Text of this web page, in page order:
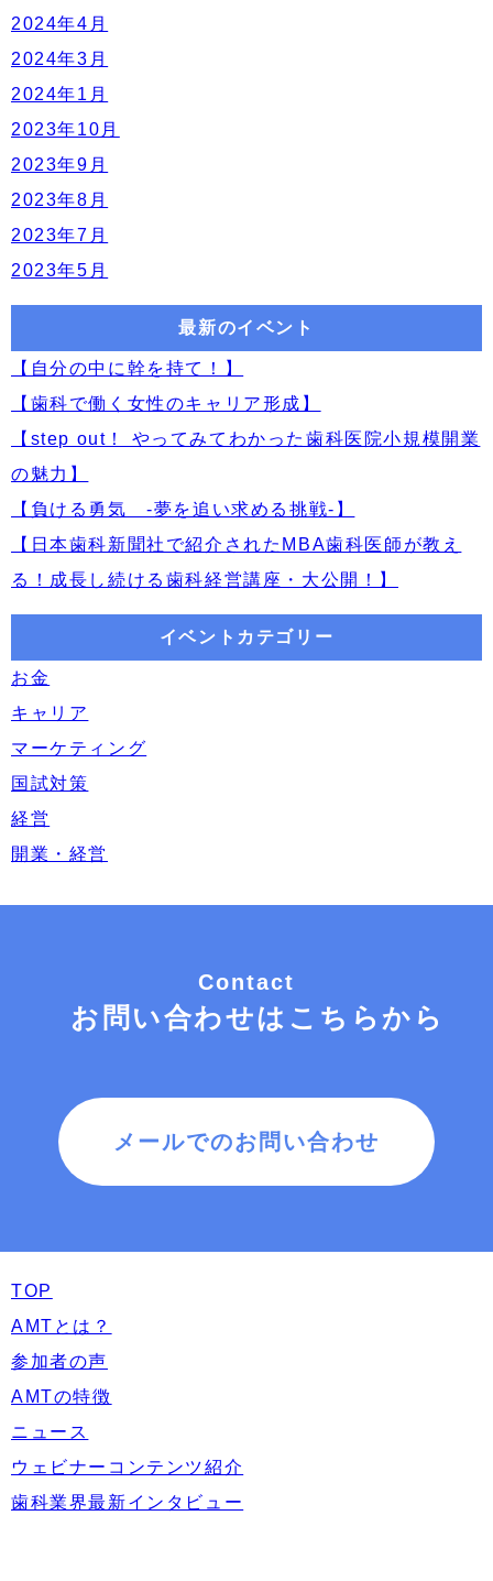
2024年4月
2024年3月
2024年1月
2023年10月
2023年9月
2023年8月
2023年7月
2023年5月
最新のイベント
【自分の中に幹を持て！】
【歯科で働く女性のキャリア形成】
【step out！ やってみてわかった歯科医院小規模開業
の魅力】
【負ける勇気 -夢を追い求める挑戦-】
【日本歯科新聞社で紹介されたMBA歯科医師が教え
る！成長し続ける歯科経営講座・大公開！】
イベントカテゴリー
お金
キャリア
マーケティング
国試対策
経営
開業・経営
Contact
お問い合わせはこちらから
メールでのお問い合わせ
TOP
AMTとは？
参加者の声
AMTの特徴
ニュース
ウェビナーコンテンツ紹介
歯科業界最新インタビュー